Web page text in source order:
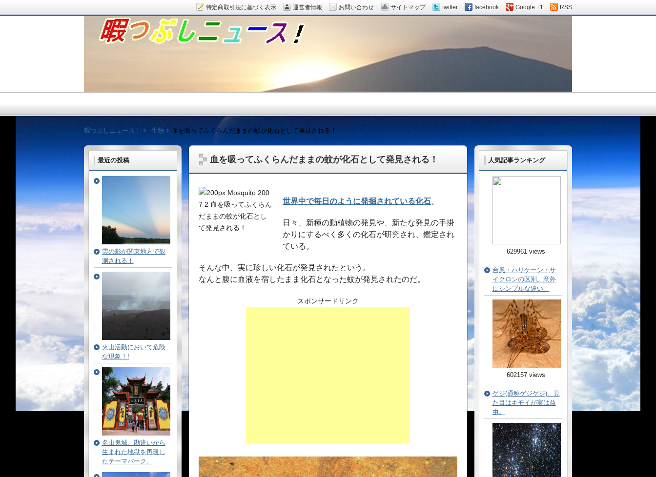
血を吸ってふくらんだままの蚊が化石として発見される！
世界中で毎日のように発掘されている化石。
日々、新種の動植物の発見や、新たな発見の手掛
かりにするべく多くの化石が研究され、鑑定され
ている。
そんな中、実に珍しい化石が発見されたという。
なんと腹に血液を宿したまま化石となった蚊が発見されたのだ。
スポンサードリンク
最近の投稿
雲の影が関東地方で観
測される！
火山活動において危険
な現象！!
名山鬼城。勘違いから
生まれた地獄を再現し
たテーマパーク。
人気記事ランキング
629961 views
台風・ハリケーン・サ
イクロンの区別。意外
にシンプルな違い。
602157 views
ゲジ(通称ゲジゲジ)。見
た目はキモイが実は益
虫。
暇つぶしニュース！ 生物 血を吸ってふくらんだままの蚊が化石として発見される！
暇つぶしニュース！
毎日面白い話題をピックアップ！
特定商取引法に基づく表示 運営者情報 お問い合わせ サイトマップ twitter facebook Google +1 RSS